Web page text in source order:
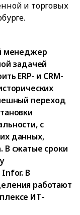
и торговых
менеджер
задачей
ERP- и CRM-
переход
с
данных,
В сжатые сроки
Infor. В
работают
ИТ-